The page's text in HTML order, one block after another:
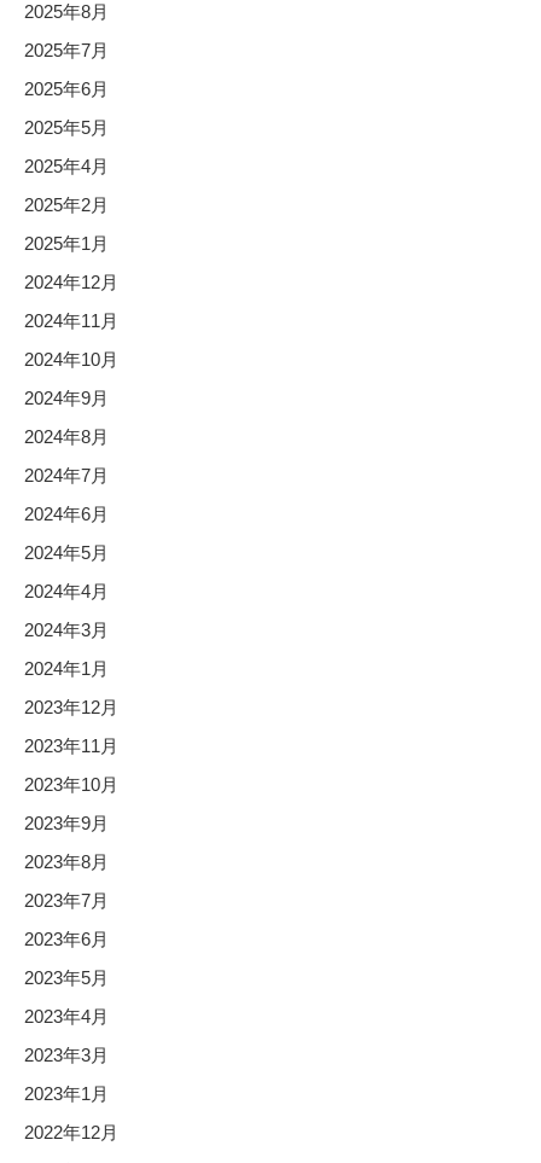
2025年8月
2025年7月
2025年6月
2025年5月
2025年4月
2025年2月
2025年1月
2024年12月
2024年11月
2024年10月
2024年9月
2024年8月
2024年7月
2024年6月
2024年5月
2024年4月
2024年3月
2024年1月
2023年12月
2023年11月
2023年10月
2023年9月
2023年8月
2023年7月
2023年6月
2023年5月
2023年4月
2023年3月
2023年1月
2022年12月